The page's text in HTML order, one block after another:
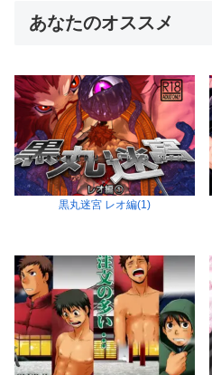
あなたのオススメ
黒丸迷宮 レオ編(1)